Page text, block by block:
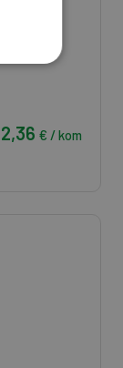
2,36 € / kom